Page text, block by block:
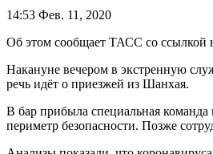
14:53 Фев. 11, 2020
Об этом сообщает ТАСС со ссылкой
Накануне вечером в экстренную
речь идёт о приезжей из Шанхая.
В бар прибыла специальная
периметр безопасности. Позже